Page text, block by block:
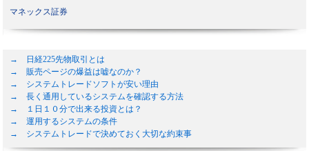
マネックス証券
→ 日経225先物取引とは
→ 販売ページの爆益は嘘なのか？
→ システムトレードソフトが安い理由
→ 長く通用しているシステムを確認する方法
→ １日１０分で出来る投資とは？
→ 運用するシステムの条件
→ システムトレードで決めておく大切な約束事